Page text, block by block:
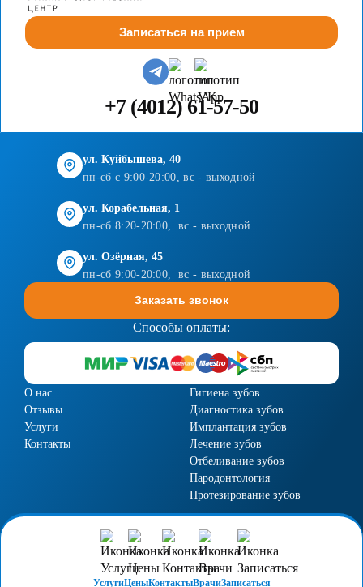
УслугиЦеныКонтактыВрачиЗаписаться
Записаться на прием
+7 (4012) 61-57-50
ул. Куйбышева, 40
пн-сб с 9:00-20:00, вс - выходной
ул. Корабельная, 1
пн-сб 8:20-20:00, вс - выходной
ул. Озёрная, 45
пн-сб 9:00-20:00, вс - выходной
Заказать звонок
Способы оплаты:
О нас
Отзывы
Услуги
Контакты
Гигиена зубов
Диагностика зубов
Имплантация зубов
Лечение зубов
Отбеливание зубов
Пародонтология
Протезирование зубов
Лицензия №Л041-01157-39/00292717 от 24.12.2013г.